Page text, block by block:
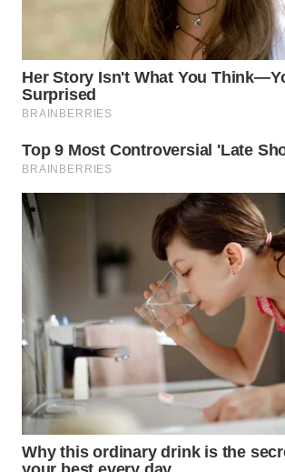
MAJALENGKA
WN
SUBANG
WN
SUKABUMI
PURWAKARTA
TIMUR
WN
SEMARANG
SOLO